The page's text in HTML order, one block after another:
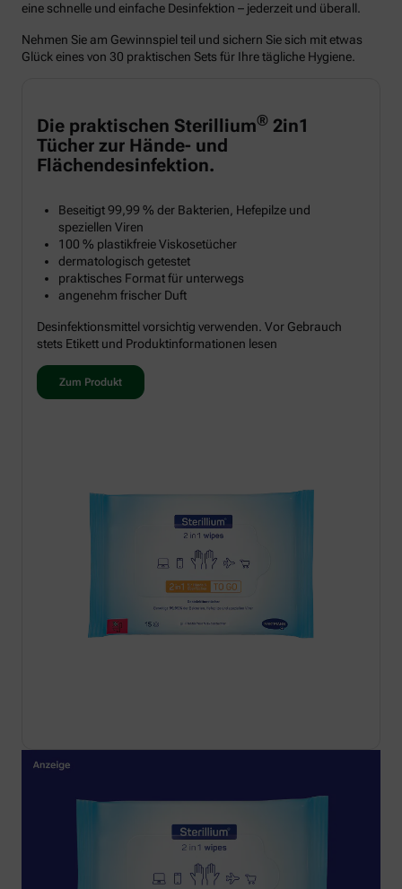
eine schnelle und einfache Desinfektion – jederzeit und überall.
Nehmen Sie am Gewinnspiel teil und sichern Sie sich mit etwas
Glück eines von 30 praktischen Sets für Ihre tägliche Hygiene.
Die praktischen Sterillium® 2in1
Tücher zur Hände- und
Flächendesinfektion.
Beseitigt 99,99 % der Bakterien, Hefepilze und
speziellen Viren
100 % plastikfreie Viskosetücher
dermatologisch getestet
praktisches Format für unterwegs
angenehm frischer Duft
Desinfektionsmittel vorsichtig verwenden. Vor Gebrauch
stets Etikett und Produktinformationen lesen
Zum Produkt